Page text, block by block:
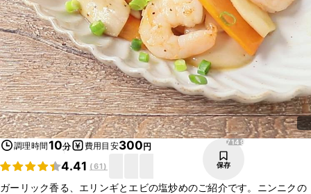
調理時間10分 費用目安300円
4.41 (61)
7149
保存
ガーリック香る、エリンギとエビの塩炒めのご紹介です。ニンニクの